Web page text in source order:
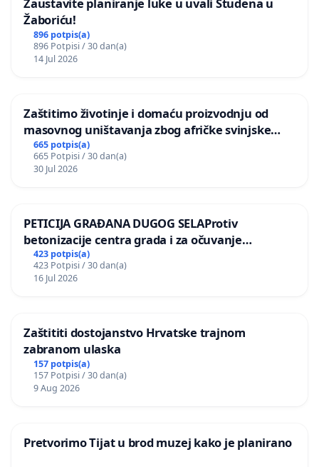
Žaboriću!
896 potpis(a)
896 Potpisi / 30 dan(a)
14 Jul 2026
Zaštitimo životinje i domaću proizvodnju od
masovnog uništavanja zbog afričke svinjske
kuge
665 potpis(a)
665 Potpisi / 30 dan(a)
30 Jul 2026
PETICIJA GRAĐANA DUGOG SELAProtiv
betonizacije centra grada i za očuvanje
postojećih zelenih površina i odraslih stabala pri
donošenju izmjena urbanističkog plana
423 potpis(a)
423 Potpisi / 30 dan(a)
16 Jul 2026
Zaštititi dostojanstvo Hrvatske trajnom
zabranom ulaska
157 potpis(a)
157 Potpisi / 30 dan(a)
9 Aug 2026
Pretvorimo Tijat u brod muzej kako je planirano